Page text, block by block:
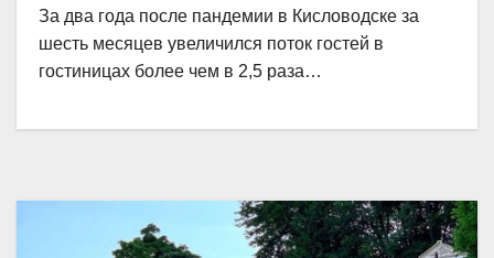
За два года после пандемии в Кисловодске за
шесть месяцев увеличился поток гостей в
гостиницах более чем в 2,5 раза…